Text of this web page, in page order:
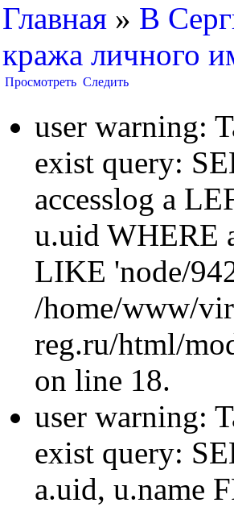
Главная » В
кража личного
Просмотреть Следить
user warning:
exist query:
accesslog a
u.uid WHERE
LIKE 'node/
/home/www/
reg.ru/html/
on line 18.
user warning:
exist query:
a.uid, u.name